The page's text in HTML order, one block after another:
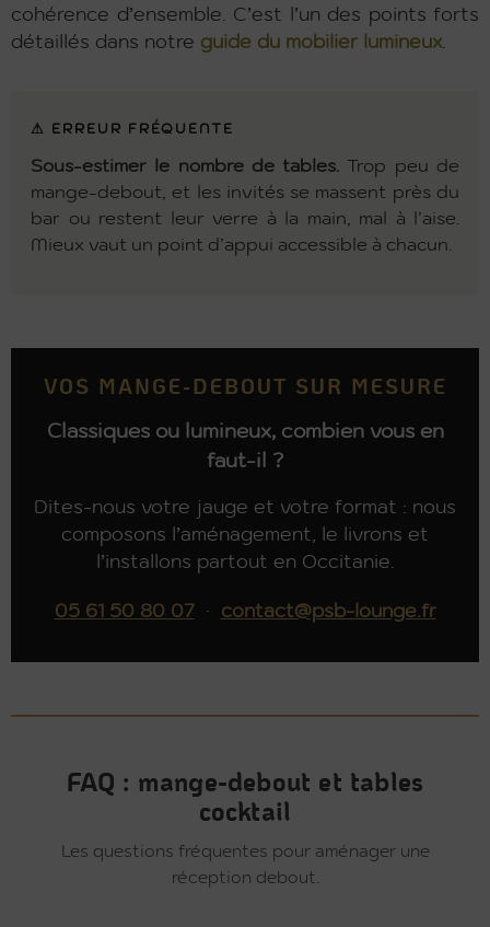
cohérence d’ensemble. C’est l’un des points forts
détaillés dans notre guide du mobilier lumineux
⚠ ERREUR FRÉQUENTE
Sous-estimer le nombre de tables. Trop peu de
mange-debout, et les invités se massent près du
bar ou restent leur verre à la main, mal à l’aise.
Mieux vaut un point d’appui accessible à chacun.
VOS MANGE-DEBOUT SUR MESURE
Classiques ou lumineux, combien vous en
faut-il ?
Dites-nous votre jauge et votre format : nous
composons l’aménagement, le livrons et
l’installons partout en Occitanie.
05 61 50 80 07· contact@psb-lounge.fr
FAQ : mange-debout et tables
cocktail
Les questions fréquentes pour aménager une
réception debout.